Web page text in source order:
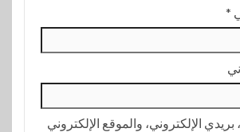
*
الإلكتروني، والموقع الإلكتروني